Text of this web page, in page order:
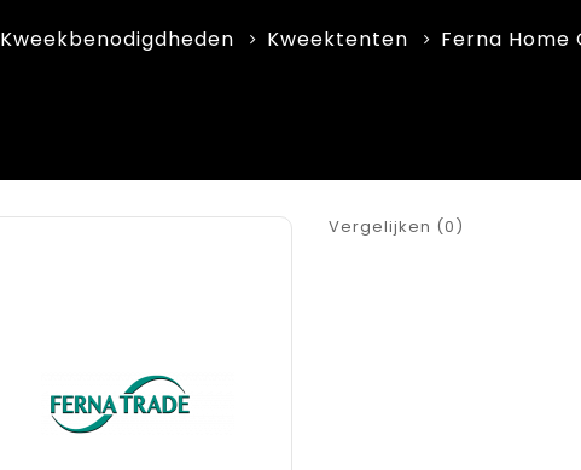
Kweekbenodigdheden Kweektenten Ferna Home
Vergelijken (0)